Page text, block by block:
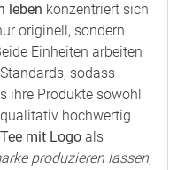
leben konzentriert sich
originell, sondern
Einheiten arbeiten
sodass
ihre Produkte sowohl
hochwertig
mit Logo als
produzieren lassen,